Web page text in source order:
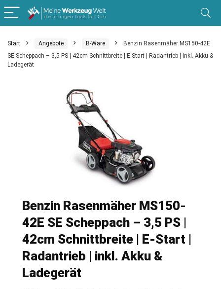
Start Angebote B-Ware
Benzin Rasenmäher MS150-42E
SE Scheppach – 3,5 PS | 42cm Schnittbreite | E-Start | Radantrieb | inkl. Akku &
Ladegerät
Benzin Rasenmäher MS150-
42E SE Scheppach – 3,5 PS |
42cm Schnittbreite | E-Start |
Radantrieb | inkl. Akku &
Ladegerät